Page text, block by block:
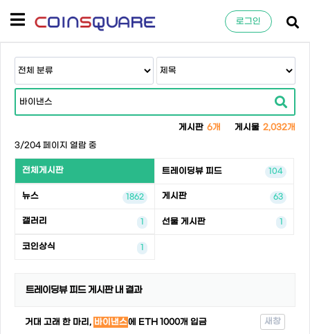
로그인
게시판 6개 게시물 2,032개
3/204 페이지 열람 중
전체게시판 트레이딩뷰 피드 104
뉴스 1862 게시판 63
갤러리 1 선물 게시판 1
코인상식 1
트레이딩뷰 피드 게시판 내 결과
거대 고래 한 마리, 바이낸스에 ETH 1000개 입금 새창